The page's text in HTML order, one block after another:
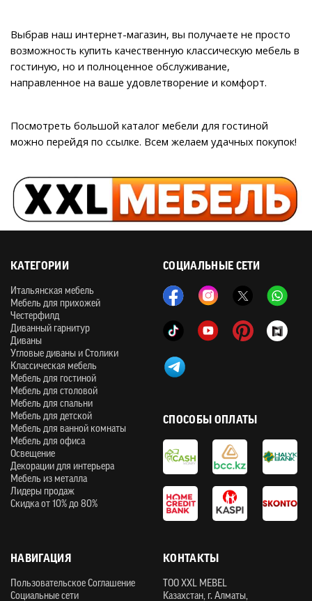
Выбрав наш интернет-магазин, вы получаете не просто
возможность купить качественную классическую мебель в
гостиную, но и полноценное обслуживание,
направленное на ваше удовлетворение и комфорт.
Посмотреть большой каталог мебели для гостиной
можно перейдя по ссылке. Всем желаем удачных покупок!
СОЦИАЛЬНЫЕ СЕТИ
КАТЕГОРИИ
Итальянская мебель
Мебель для прихожей
Честерфилд
Диванный гарнитур
Диваны
Угловые диваны и Столики
Классическая мебель
Мебель для гостиной
Мебель для столовой
Мебель для спальни
Мебель для детской
Мебель для ванной комнаты
Мебель для офиса
Освещение
Декорации для интерьера
Мебель из металла
Лидеры продаж
Скидка от 10% до 80%
НАВИГАЦИЯ
Пользовательское Соглашение
Социальные сети
СПОСОБЫ ОПЛАТЫ
КОНТАКТЫ
ТOO XXL MEBEL
Казахстан, г. Алматы,